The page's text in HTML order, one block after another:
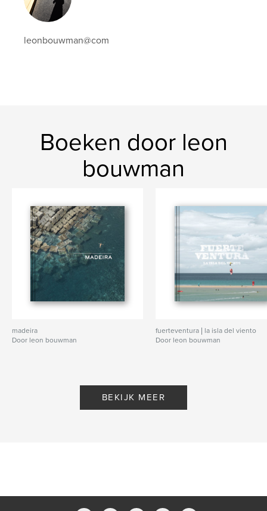
leonbouwman@com
Boeken door leon
bouwman
madeira
Door leon bouwman
fuerteventura | la isla del viento
Door leon bouwman
BEKIJK MEER